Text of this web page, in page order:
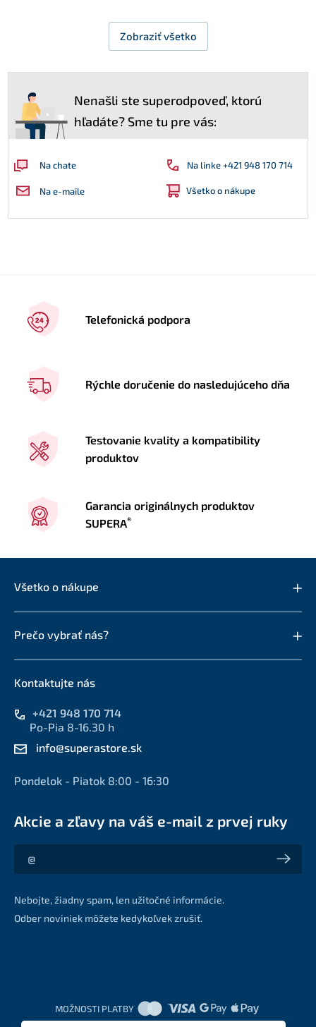
Zobraziť všetko
Nenašli ste superodpoveď, ktorú
hľadáte? Sme tu pre vás:
Na chate Na linke +421 948 170 714
Na e-maile Všetko o nákupe
Telefonická podpora
Rýchle doručenie do nasledujúceho dňa
Testovanie kvality a kompatibility
produktov
Garancia originálnych produktov
SUPERA®
Všetko o nákupe
Prečo vybrať nás?
Kontaktujte nás
+421 948 170 714
Po-Pia 8-16.30 h
info@superastore.sk
Pondelok - Piatok 8:00 - 16:30
Akcie a zľavy na váš e-mail z prvej ruky
Akcie a zľavy na váš e-mail z prvej ruky
Nebojte, žiadny spam, len užitočné informácie.
Odber noviniek môžete kedykoľvek zrušiť.
MOŽNOSTI PLATBY